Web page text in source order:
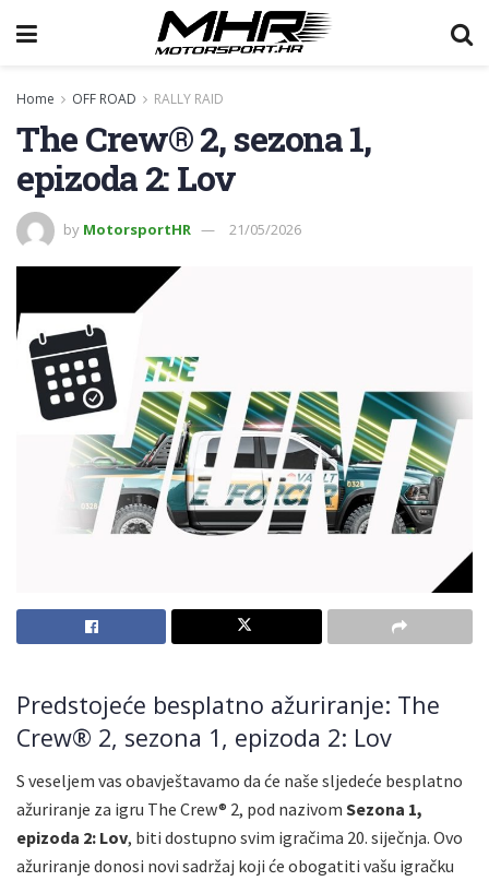
Home OFF ROAD RALLY RAID
The Crew® 2, sezona 1,
epizoda 2: Lov
by MotorsportHR 21/05/2026
Predstojeće besplatno ažuriranje: The
Crew® 2, sezona 1, epizoda 2: Lov
S veseljem vas obavještavamo da će naše sljedeće besplatno
ažuriranje za igru The Crew® 2, pod nazivom Sezona 1,
epizoda 2: Lov, biti dostupno svim igračima 20. siječnja. Ovo
ažuriranje donosi novi sadržaj koji će obogatiti vašu igračku